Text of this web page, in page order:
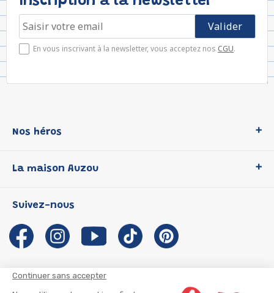
Continuer sans accepter
En vous inscrivant à la newsletter, vous acceptez nos CGU.
Nos héros
P'tit Loup
Les Influenceuses
Migali
Petite Taupe
La maison Auzou
Notre histoire
Auzou s'engage
Auteurs et illustrateurs Auzou
Suivez-nous